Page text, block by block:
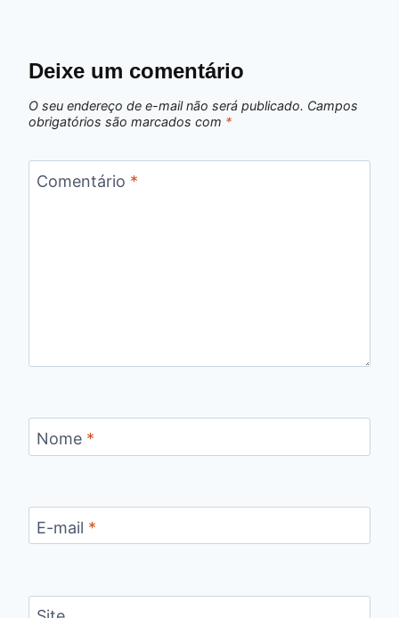
Deixe um comentário
O seu endereço de e-mail não será publicado. Campos
obrigatórios são marcados com *
Comentário *
Nome *
E-mail *